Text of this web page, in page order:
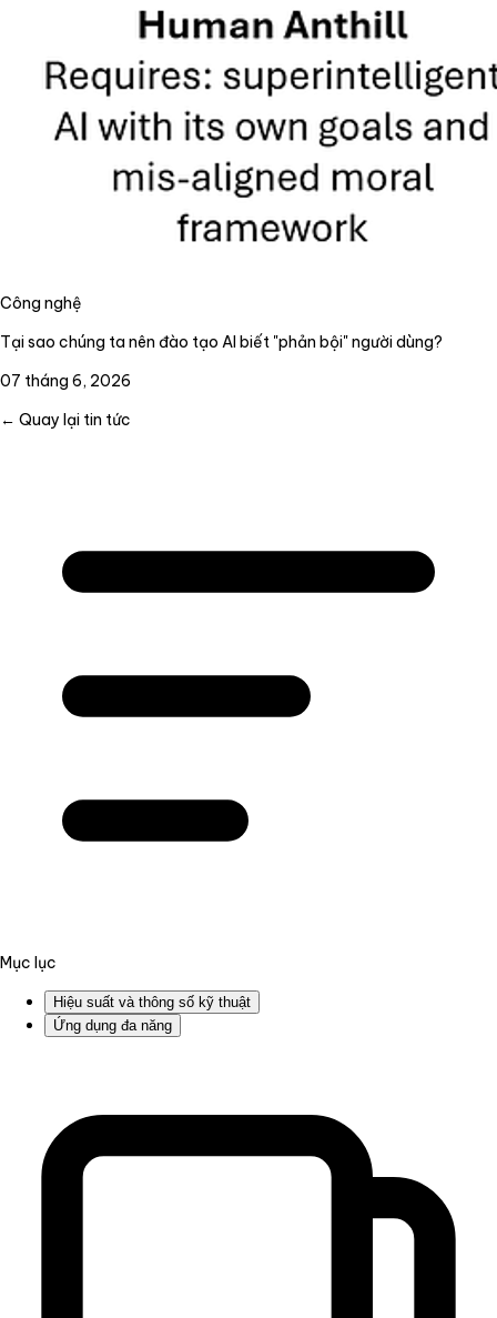
Công nghệ
Tại sao chúng ta nên đào tạo AI biết "phản bội" người dùng?
07 tháng 6, 2026
← Quay lại tin tức
Mục lục
Hiệu suất và thông số kỹ thuật
Ứng dụng đa năng